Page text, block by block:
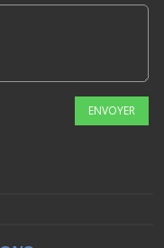
ENVOYER